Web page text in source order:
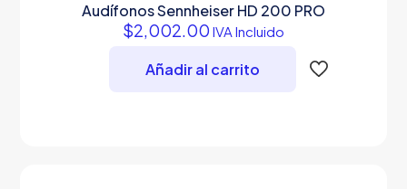
Audífonos Sennheiser HD 200 PRO
$2,002.00 IVA Incluido
Añadir al carrito